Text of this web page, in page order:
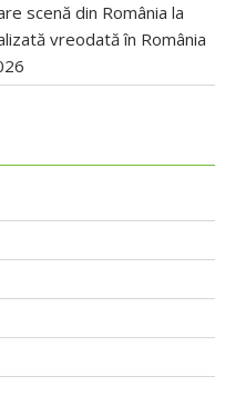
scenă din România la
vreodată în România